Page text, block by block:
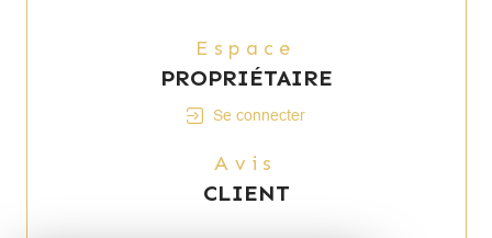
Espace
PROPRIÉTAIRE
Se connecter
Avis
CLIENT